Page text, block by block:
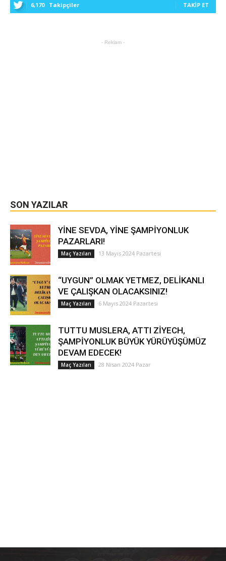
6,170 Takipçiler TAKIP ET
- Reklam -
SON YAZILAR
YİNE SEVDA, YİNE ŞAMPİYONLUK
PAZARLARI!
Maç Yazıları 13 Mayıs 2024 Pazartesi
“UYGUN” OLMAK YETMEZ, DELİKANLI
VE ÇALIŞKAN OLACAKSINIZ!
Maç Yazıları 6 Mayıs 2024 Pazartesi
TUTTU MUSLERA, ATTI ZİYECH,
ŞAMPİYONLUK BÜYÜK YÜRÜYÜŞÜMÜZ
DEVAM EDECEK!
Maç Yazıları 28 Nisan 2024 Pazar